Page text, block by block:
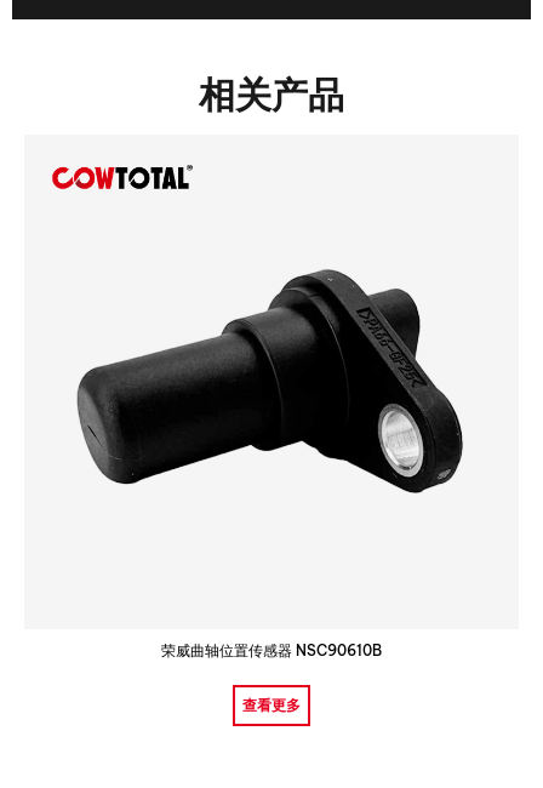
相关产品
荣威曲轴位置传感器 NSC90610B
查看更多